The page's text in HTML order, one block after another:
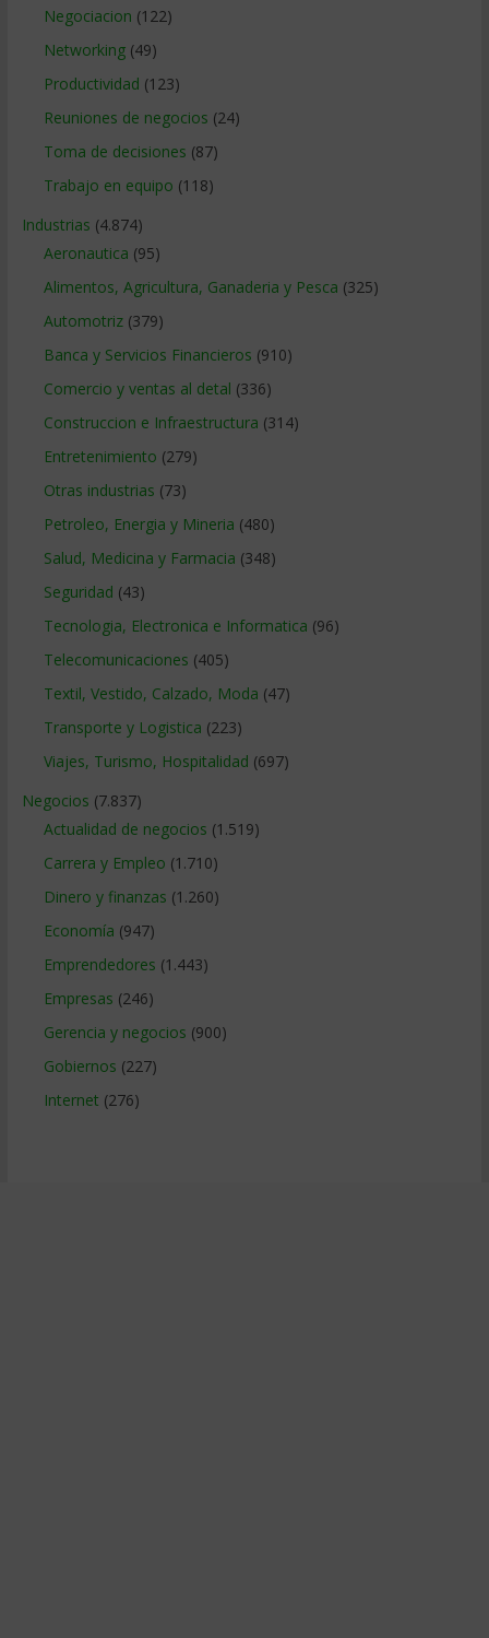
Negociacion (122)
Networking(49)
Productividad (123)
Reuniones de negocios (24)
Toma de decisiones (87)
Trabajo en equipo (118)
Industrias (4.874)
Aeronautica (95)
Alimentos, Agricultura, Ganaderia y Pesca (325)
Automotriz(379)
Banca y Servicios Financieros (910)
Comercio y ventas al detal (336)
Construccion e Infraestructura (314)
Entretenimiento (279)
Otras industrias (73)
Petroleo, Energia y Mineria (480)
Salud, Medicina y Farmacia (348)
Seguridad (43)
Tecnologia, Electronica e Informatica (96)
Telecomunicaciones (405)
Textil, Vestido, Calzado, Moda (47)
Transporte y Logistica (223)
Viajes, Turismo, Hospitalidad (697)
Negocios (7.837)
Actualidad de negocios (1.519)
Carrera y Empleo (1.710)
Dinero y finanzas (1.260)
Economía (947)
Emprendedores (1.443)
Empresas (246)
Gerencia y negocios (900)
Gobiernos (227)
Internet (276)